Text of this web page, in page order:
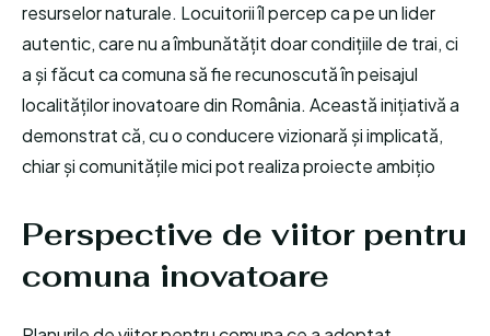
resurselor naturale. Locuitorii îl percep ca pe un lider
autentic, care nu a îmbunătățit doar condițiile de trai, ci
a și făcut ca comuna să fie recunoscută în peisajul
localităților inovatoare din România. Această inițiativă a
demonstrat că, cu o conducere vizionară și implicată,
chiar și comunitățile mici pot realiza proiecte ambițio
Perspective de viitor pentru
comuna inovatoare